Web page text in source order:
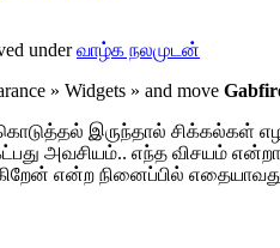
underவாழ்க நலமுடன்
» Widgets » and move
இருந்தால்
அவசியம்.. எந்த
என்ற நினைப்பில்